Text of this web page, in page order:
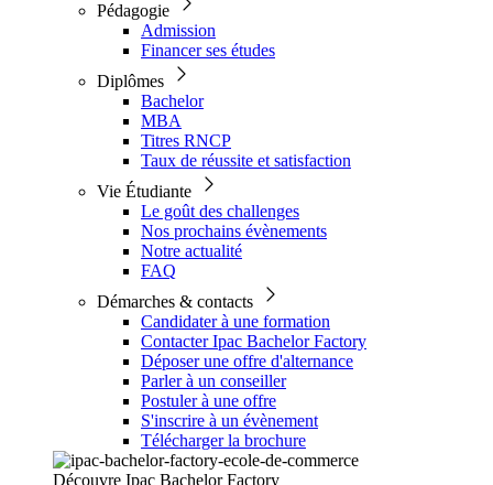
Pédagogie
Admission
Financer ses études
Diplômes
Bachelor
MBA
Titres RNCP
Taux de réussite et satisfaction
Vie Étudiante
Le goût des challenges
Nos prochains évènements
Notre actualité
FAQ
Démarches & contacts
Candidater à une formation
Contacter Ipac Bachelor Factory
Déposer une offre d'alternance
Parler à un conseiller
Postuler à une offre
S'inscrire à un évènement
Télécharger la brochure
Découvre Ipac Bachelor Factory